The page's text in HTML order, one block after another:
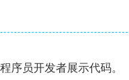
员开发者展示代码。